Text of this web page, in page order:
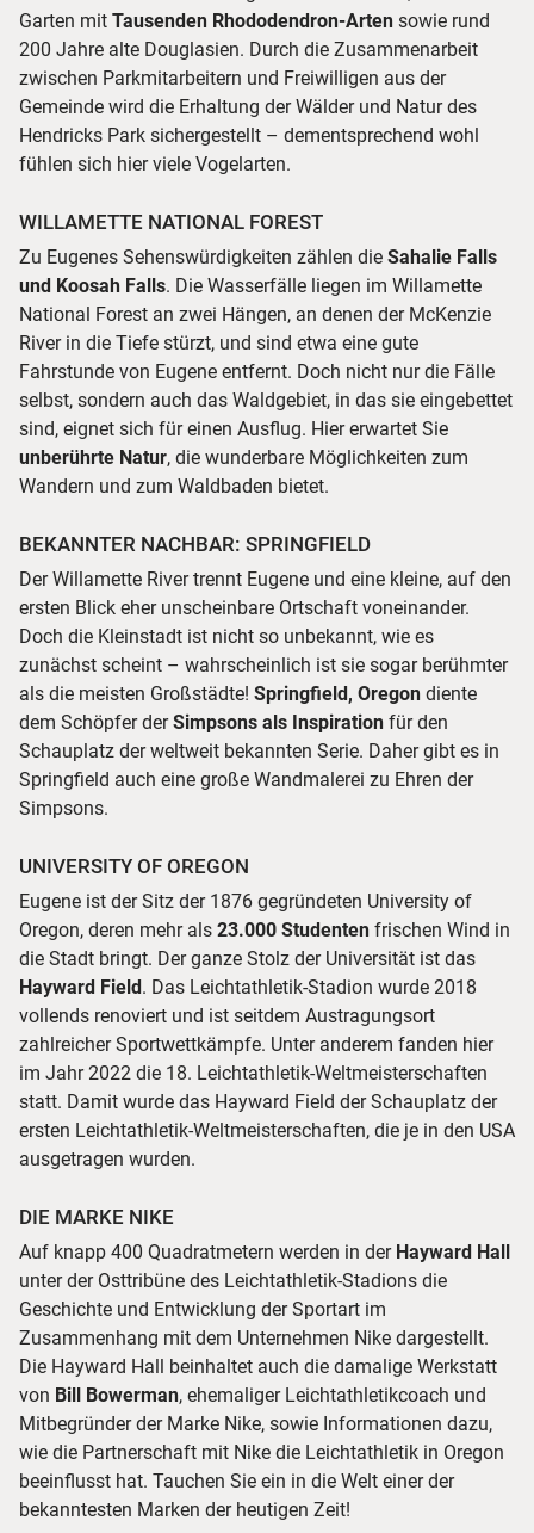
Garten mit Tausenden Rhododendron-Arten sowie rund
200 Jahre alte Douglasien. Durch die Zusammenarbeit
zwischen Parkmitarbeitern und Freiwilligen aus der
Gemeinde wird die Erhaltung der Wälder und Natur des
Hendricks Park sichergestellt – dementsprechend wohl
fühlen sich hier viele Vogelarten.
WILLAMETTE NATIONAL FOREST
Zu Eugenes Sehenswürdigkeiten zählen die Sahalie Falls
und Koosah Falls. Die Wasserfälle liegen im Willamette
National Forest an zwei Hängen, an denen der McKenzie
River in die Tiefe stürzt, und sind etwa eine gute
Fahrstunde von Eugene entfernt. Doch nicht nur die Fälle
selbst, sondern auch das Waldgebiet, in das sie eingebettet
sind, eignet sich für einen Ausflug. Hier erwartet Sie
unberührte Natur, die wunderbare Möglichkeiten zum
Wandern und zum Waldbaden bietet.
BEKANNTER NACHBAR: SPRINGFIELD
Der Willamette River trennt Eugene und eine kleine, auf den
ersten Blick eher unscheinbare Ortschaft voneinander.
Doch die Kleinstadt ist nicht so unbekannt, wie es
zunächst scheint – wahrscheinlich ist sie sogar berühmter
als die meisten Großstädte! Springfield, Oregon diente
dem Schöpfer derSimpsons als Inspiration für den
Schauplatz der weltweit bekannten Serie. Daher gibt es in
Springfield auch eine große Wandmalerei zu Ehren der
Simpsons.
UNIVERSITY OF OREGON
Eugene ist der Sitz der 1876 gegründeten University of
Oregon, deren mehr als 23.000 Studenten frischen Wind in
die Stadt bringt. Der ganze Stolz der Universität ist das
Hayward Field . Das Leichtathletik-Stadion wurde 2018
vollends renoviert und ist seitdem Austragungsort
zahlreicher Sportwettkämpfe. Unter anderem fanden hier
im Jahr 2022 die 18. Leichtathletik-Weltmeisterschaften
statt. Damit wurde das Hayward Field der Schauplatz der
ersten Leichtathletik-Weltmeisterschaften, die je in den USA
ausgetragen wurden.
DIE MARKE NIKE
Auf knapp 400 Quadratmetern werden in der Hayward Hall
unter der Osttribüne des Leichtathletik-Stadions die
Geschichte und Entwicklung der Sportart im
Zusammenhang mit dem Unternehmen Nike dargestellt.
Die Hayward Hall beinhaltet auch die damalige Werkstatt
von Bill Bowerman, ehemaliger Leichtathletikcoach und
Mitbegründer der Marke Nike, sowie Informationen dazu,
wie die Partnerschaft mit Nike die Leichtathletik in Oregon
beeinflusst hat. Tauchen Sie ein in die Welt einer der
bekanntesten Marken der heutigen Zeit!